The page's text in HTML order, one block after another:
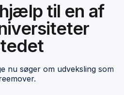
til en af
nu søger om udveksling som